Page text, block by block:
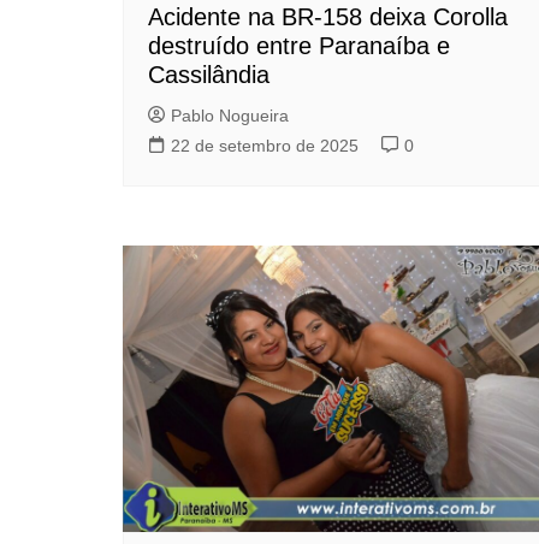
Acidente na BR-158 deixa Corolla
destruído entre Paranaíba e
Cassilândia
Pablo Nogueira
22 de setembro de 2025
0